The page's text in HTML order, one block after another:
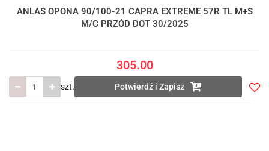
ANLAS OPONA 90/100-21 CAPRA EXTREME 57R TL M+S
M/C PRZÓD DOT 30/2025
305.00
szt. Potwierdź i Zapisz